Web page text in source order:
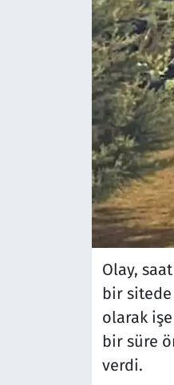
Olay,
bir sitede
olarak
bir süre
verdi.